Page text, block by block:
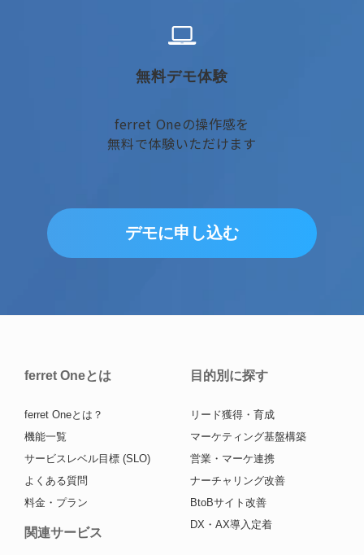
無料デモ体験
ferret Oneの操作感を
無料で体験いただけます
デモに申し込む
ferret Oneとは
ferret Oneとは？
機能一覧
サービスレベル目標 (SLO)
よくある質問
料金・プラン
関連サービス
目的別に探す
リード獲得・育成
マーケティング基盤構築
営業・マーケ連携
ナーチャリング改善
BtoBサイト改善
DX・AX導入定着